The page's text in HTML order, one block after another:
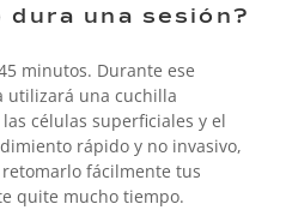
dura una sesión?
minutos. Durante ese
utilizará una cuchilla
células superficiales y el
rápido y no invasivo,
fácilmente tus
quite mucho tiempo.